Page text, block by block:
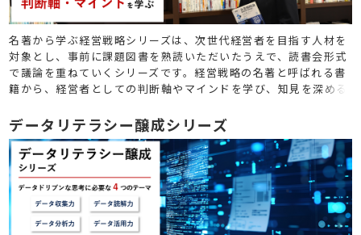
名著から学ぶ経営戦略シリーズは、次世代経営者を目指す人材を
対象とし、事前に課題図書を熟読いただいたうえで、読書会形式
で議論を重ねていくシリーズです。経営戦略の名著と呼ばれる書
籍から、経営者としての判断軸やマインドを学び、知見を深める
データリテラシー醸成シリーズ